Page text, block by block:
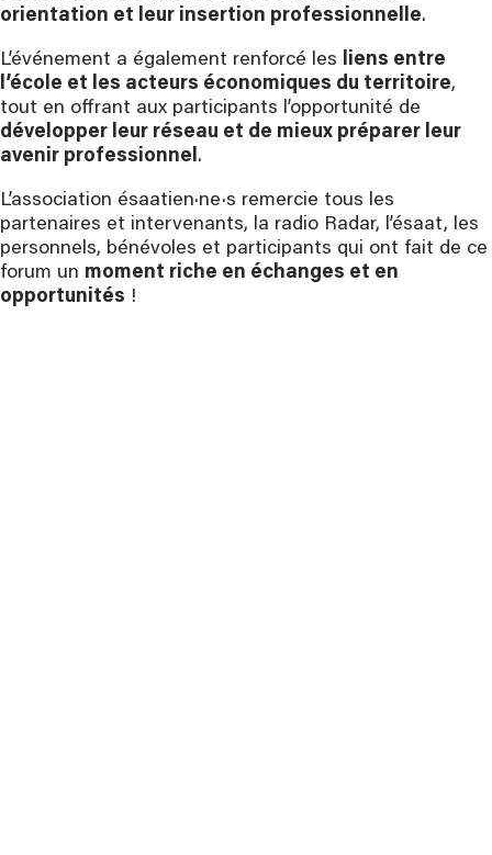
orientation et leur insertion professionnelle.
L’événement a également renforcé les liens entre
l’école et les acteurs économiques du territoire,
tout en offrant aux participants l’opportunité de
développer leur réseau et de mieux préparer leur
avenir professionnel.
L’association ésaatien·ne·s remercie tous les
partenaires et intervenants, la radio Radar, l’ésaat, les
personnels, bénévoles et participants qui ont fait de ce
forum un moment riche en échanges et en
opportunités !